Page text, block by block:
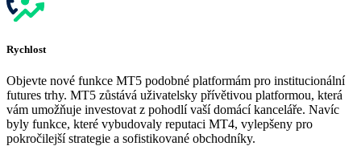
Rychlost
Objevte nové funkce MT5 podobné platformám pro institucionální
futures trhy. MT5 zůstává uživatelsky přívětivou platformou, která
vám umožňuje investovat z pohodlí vaší domácí kanceláře. Navíc
byly funkce, které vybudovaly reputaci MT4, vylepšeny pro
pokročilejší strategie a sofistikované obchodníky.